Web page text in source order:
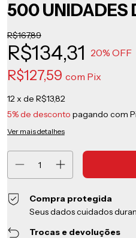
500 UNIDADES
R$167,89
R$134,31 20% OFF
R$127,59 com Pix
12x de R$13,82
5% de desconto pagando com
Ver mais detalhes
Compra protegida
Seus dados cuidados
Trocas e devoluções